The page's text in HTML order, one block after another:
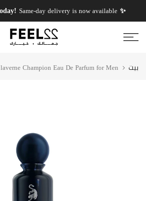
انتقل
إلى
المحتوى
✨ Shop now, get it today!
Same-day delivery is now available!
بيت laverne Champion Eau De Parfum for Men